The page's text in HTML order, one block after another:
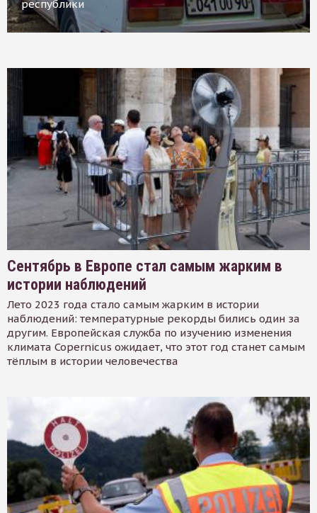
республики
Сентябрь в Европе стал самым жарким в
истории наблюдений
Лето 2023 года стало самым жарким в истории
наблюдений: температурные рекорды бились один за
другим. Европейская служба по изучению изменения
климата Copernicus ожидает, что этот год станет самым
тёплым в истории человечества